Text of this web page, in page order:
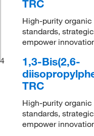
TRC
High-purity
standards,
empower
4
1,3-Bis(2,6-
TRC
High-purity
standards,
empower